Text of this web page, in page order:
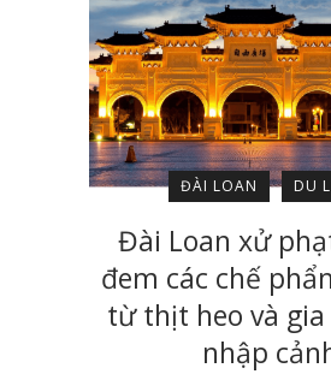
ĐÀI LOAN DU
Đài Loan xử
đem các chế
từ thịt heo và
nhập